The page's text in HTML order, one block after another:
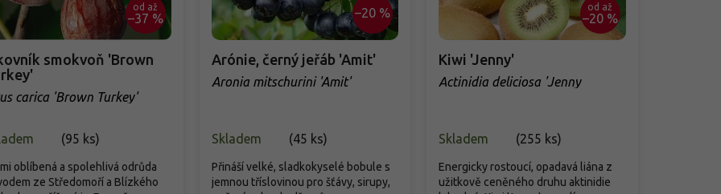
od až
–37 %
smokvoň 'Brown
carica 'Brown Turkey'
(95 ks)
oblíbená a spolehlivá odrůda
ze Středomoří a Blízkého
–20 %
Arónie, černý jeřáb 'Amit'
Aronia mitschurini 'Amit'
Skladem (45 ks)
Přináší velké, sladkokyselé bobule s
jemnou tříslovinou pro šťávy, sirupy,
od až
–20 %
Kiwi 'Jenny'
Actinidia deliciosa 'Jenny
Skladem (255 ks)
Energicky rostoucí, opadavá liána z
užitkově ceněného druhu aktinidie